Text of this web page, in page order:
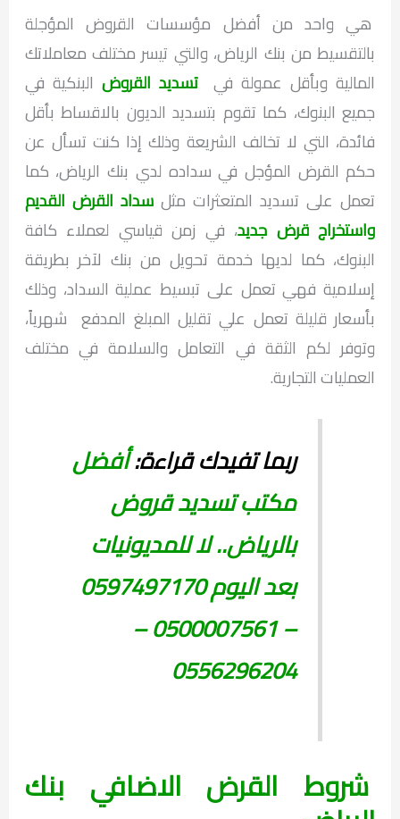
هي واحد من أفضل مؤسسات القروض المؤجلة
بالتقسيط من بنك الرياض، والتي تيسر مختلف معاملاتك
المالية وبأقل عمولة فيتسديد القروض البنكية في
جميع البنوك، كما تقوم بتسديد الديون بالاقساط بأقل
فائدة، التي لا تخالف الشريعة وذلك إذا كنت تسأل عن
حكم القرض المؤجل في سداده لدي بنك الرياض، كما
تعمل على تسديد المتعثرات مثلسداد القرض القديم
واستخراج قرض جديد، في زمن قياسي لعملاء كافة
البنوك، كما لديها خدمة تحويل من بنك لآخر بطريقة
إسلامية فهي تعمل على تبسيط عملية السداد، وذلك
بأسعار قليلة تعمل علي تقليل المبلغ المدفع شهرياً،
وتوفر لكم الثقة في التعامل والسلامة في مختلف
العمليات التجارية.
ربما تفيدك قراءة:أفضل
مكتب تسديد قروض
بالرياض.. لا للمديونيات
بعد اليوم 0597497170
– 0500007561 –
0556296204
شروط القرض الاضافي بنك